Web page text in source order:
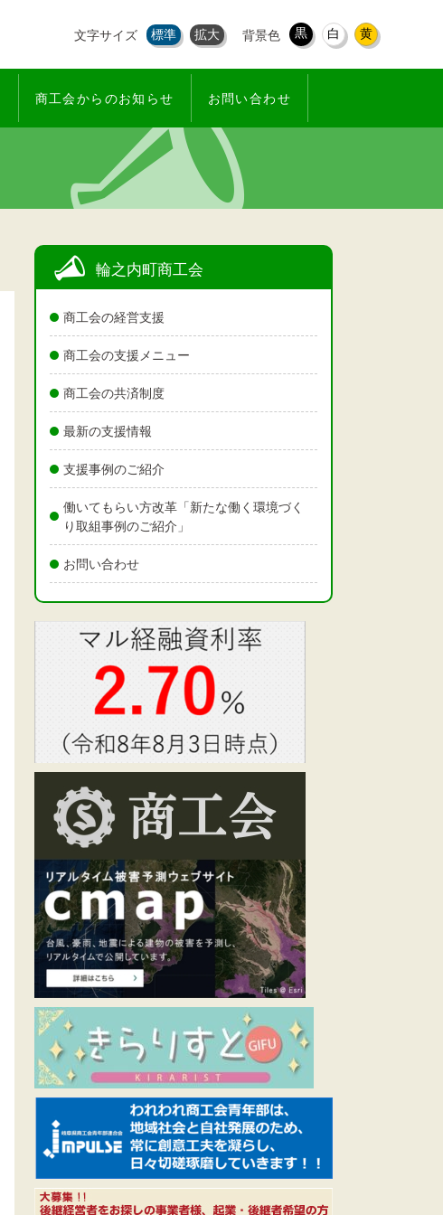
文字サイズ 標準 拡大 背景色 黒 白 黄
商工会からのお知らせ お問い合わせ
輪之内町商工会
商工会の経営支援
商工会の支援メニュー
商工会の共済制度
最新の支援情報
支援事例のご紹介
働いてもらい方改革「新たな働く環境づく
り取組事例のご紹介」
お問い合わせ